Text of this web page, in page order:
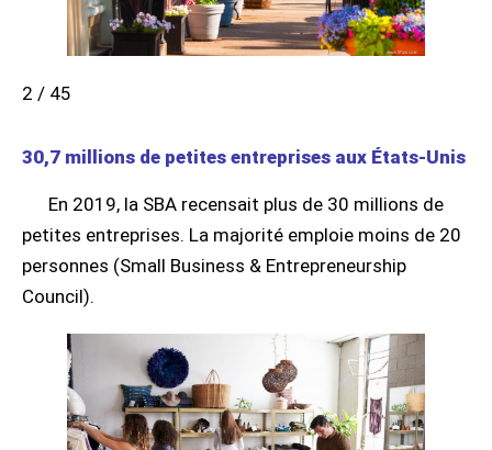
2 / 45
30,7 millions de petites entreprises aux États-Unis
En 2019, la SBA recensait plus de 30 millions de
petites entreprises. La majorité emploie moins de 20
personnes (Small Business & Entrepreneurship
Council).